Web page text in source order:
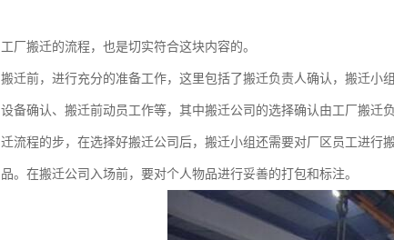
工厂搬迁的流程，也是切实符合这块内容的。
搬迁前，进行充分的准备工作，这里包括了搬迁负责人确认，搬迁小
设备确认、搬迁前动员工作等，其中搬迁公司的选择确认由工厂搬
迁流程的步，在选择好搬迁公司后，搬迁小组还需要对厂区员工进
品。在搬迁公司入场前，要对个人物品进行妥善的打包和标注。